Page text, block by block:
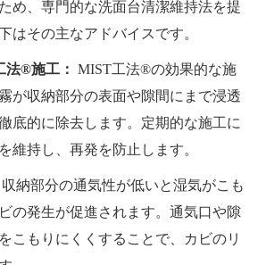
め、専門的な洗面台清潔維持法を提
はその主なアドバイスです。
法®施工： MIST工法®の効果的な施
が収納部分の表面や隙間にまで浸透
底的に除去します。定期的な施工に
維持し、再発を防止します。
収納部分の通気性が低いと湿気がこも
の発生が促進されます。通気口や隙
こもりにくくすることで、カビのリ